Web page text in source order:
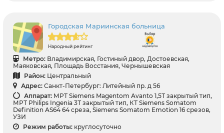
Городская Мариинская больница
Народный рейтинг
Метро: Владимирская, Гостиный двор, Достоевская,
Маяковская, Площадь Восстания, Чернышевская
Район: Центральный
Адрес: Санкт-Петербург: Литейный пр. д 56
Аппарат: МРТ Siemens Magentom Avanto 1,5Т закрытый тип,
МРТ Philips Ingenia 3Т закрытый тип, КТ Siemens Somatom
Definition AS64 64 среза, Siemens Somatom Emotion 16 срезов,
УЗИ
Режим работы: круглосуточно